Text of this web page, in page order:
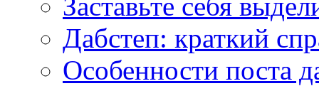
Дабстеп: краткий
Особенности поста